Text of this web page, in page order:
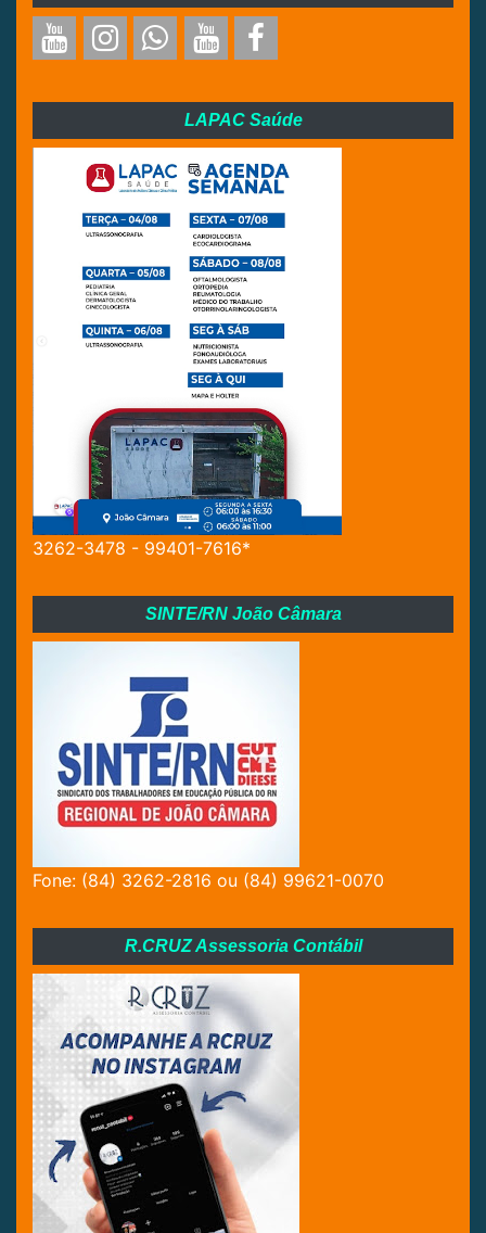
LAPAC Saúde
3262-3478 - 99401-7616*
SINTE/RN João Câmara
Fone: (84) 3262-2816 ou (84) 99621-0070
R.CRUZ Assessoria Contábil